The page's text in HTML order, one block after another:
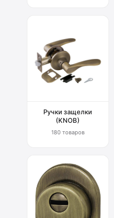
Ручки защелки
(KNOB)
180 товаров